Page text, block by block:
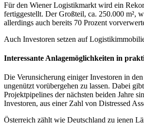
Für den Wiener Logistikmarkt wird ein
fertiggestellt. Der Großteil, ca. 250.000 m²,
allerdings auch bereits 70 Prozent
Auch Investoren setzen auf
Interessante Anlagemöglichkeiten in
Die Verunsicherung einiger Investoren in
ungenützt vorübergehen zu lassen. Dabei
Projektpipelines der nächsten beiden Jahre
Investoren, aus einer Zahl von Distressed
Österreich zählt wie Deutschland zu jenen